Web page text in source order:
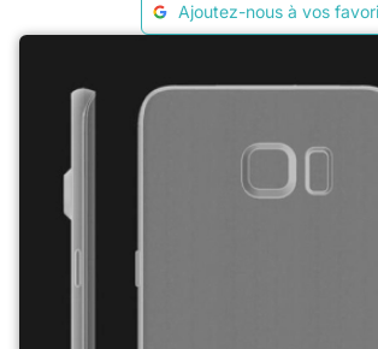
Ajoutez-nous à vos